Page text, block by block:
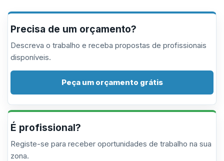
Precisa de um orçamento?
Descreva o trabalho e receba propostas de profissionais
disponíveis.
Peça um orçamento grátis
É profissional?
Registe-se para receber oportunidades de trabalho na sua
zona.